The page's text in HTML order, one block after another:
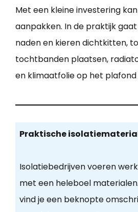
Met een kleine investering
aanpakken. In de praktijk
naden en kieren dichtkitten,
tochtbanden plaatsen,
en klimaatfolie op het plafond
Praktische
Isolatiebedrijven voeren
met een heleboel
vind je een beknopte